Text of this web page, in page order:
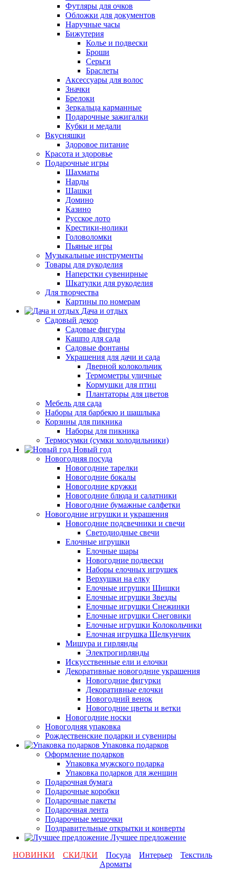
Футляры для очков
Обложки для документов
Наручные часы
Бижутерия
Колье и подвески
Броши
Серьги
Браслеты
Аксессуары для волос
Значки
Брелоки
Зеркальца карманные
Подарочные зажигалки
Кубки и медали
Вкусняшки
Здоровое питание
Красота и здоровье
Подарочные игры
Шахматы
Нарды
Шашки
Домино
Казино
Русское лото
Крестики-нолики
Головоломки
Пьяные игры
Музыкальные инструменты
Товары для рукоделия
Наперстки сувенирные
Шкатулки для рукоделия
Для творчества
Картины по номерам
Дача и отдых
Садовый декор
Садовые фигуры
Кашпо для сада
Садовые фонтаны
Украшения для дачи и сада
Дверной колокольчик
Термометры уличные
Кормушки для птиц
Плантаторы для цветов
Мебель для сада
Наборы для барбекю и шашлыка
Корзины для пикника
Наборы для пикника
Термосумки (сумки холодильники)
Новый год
Новогодняя посуда
Новогодние тарелки
Новогодние бокалы
Новогодние кружки
Новогодние блюда и салатники
Новогодние бумажные салфетки
Новогодние игрушки и украшения
Новогодние подсвечники и свечи
Светодиодные свечи
Елочные игрушки
Елочные шары
Новогодние подвески
Наборы елочных игрушек
Верхушки на елку
Елочные игрушки Шишки
Елочные игрушки Звезды
Елочные игрушки Снежинки
Елочные игрушки Снеговики
Елочные игрушки Колокольчики
Елочная игрушка Щелкунчик
Мишура и гирлянды
Электрогирлянды
Искусственные ели и елочки
Декоративные новогодние украшения
Новогодние фигурки
Декоративные елочки
Новогодний венок
Новогодние цветы и ветки
Новогодние носки
Новогодняя упаковка
Рождественские подарки и сувениры
Упаковка подарков
Оформление подарков
Упаковка мужского подарка
Упаковка подарков для женщин
Подарочная бумага
Подарочные коробки
Подарочные пакеты
Подарочная лента
Подарочные мешочки
Поздравительные открытки и конверты
Лучшее предложение
НОВИНКИ
СКИДКИ Посуда Интерьер
Текстиль
Ароматы